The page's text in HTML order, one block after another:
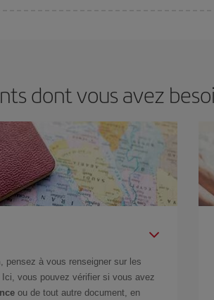
dont vous avez
, pensez à vous renseigner sur les
vous pouvez vérifier si vous avez
ou de tout autre document, en